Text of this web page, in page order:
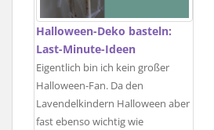
Halloween-Deko basteln:
Last-Minute-Ideen
Eigentlich bin ich kein großer
Halloween-Fan. Da den
Lavendelkindern Halloween aber
fast ebenso wichtig wie